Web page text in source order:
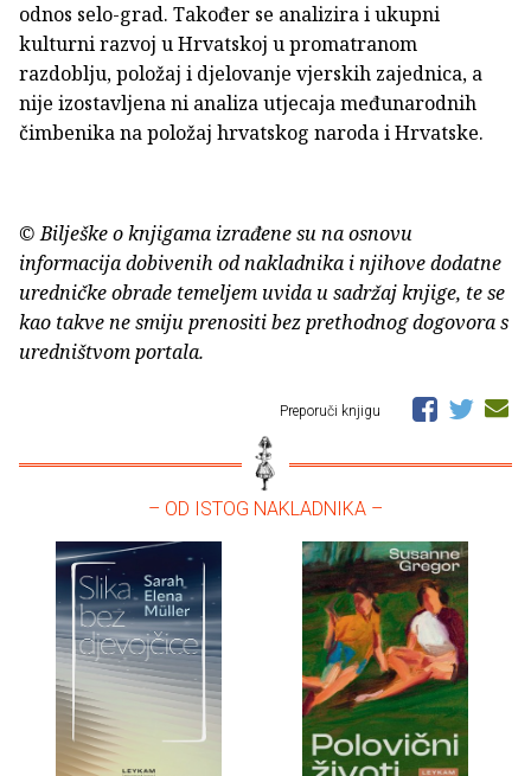
odnos selo-grad. Također se analizira i ukupni
kulturni razvoj u Hrvatskoj u promatranom
razdoblju, položaj i djelovanje vjerskih zajednica, a
nije izostavljena ni analiza utjecaja međunarodnih
čimbenika na položaj hrvatskog naroda i Hrvatske.
© Bilješke o knjigama izrađene su na osnovu
informacija dobivenih od nakladnika i njihove dodatne
uredničke obrade temeljem uvida u sadržaj knjige, te se
kao takve ne smiju prenositi bez prethodnog dogovora s
uredništvom portala.
Preporuči knjigu
– OD ISTOG NAKLADNIKA –